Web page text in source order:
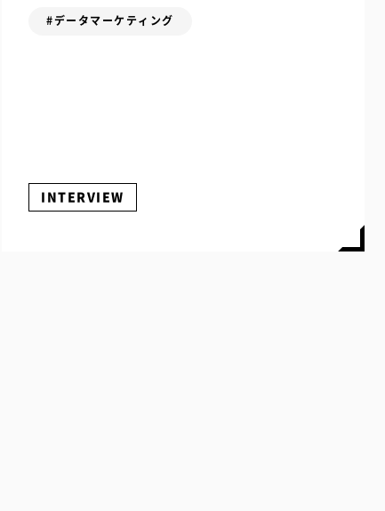
#データマーケティング
INTERVIEW